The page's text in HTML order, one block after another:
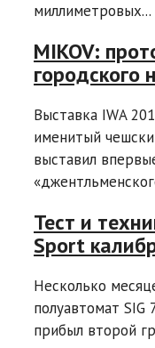
миллиметровых...
MIKOV:
городского
Выставка IWA
именитый
выставил
Тест и
Sport
Несколько
полуавтомат
прибыл второй